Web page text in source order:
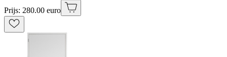
Prijs: 280.00 euro